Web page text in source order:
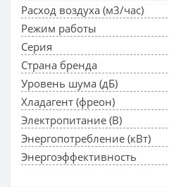
Расход воздуха (м3/час)
Режим работы
Серия
Страна бренда
Уровень шума (дБ)
Хладагент (фреон)
Электропитание (В)
Энергопотребление (кВт)
Энергоэффективность